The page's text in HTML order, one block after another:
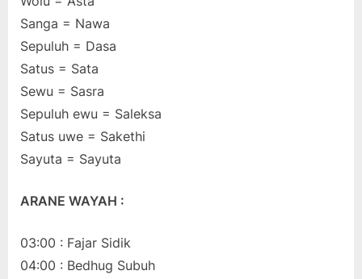
Sanga = Nawa
Sepuluh = Dasa
Satus = Sata
Sewu = Sasra
Sepuluh ewu = Saleksa
Satus uwe = Sakethi
Sayuta = Sayuta
ARANE WAYAH :
03:00 : Fajar Sidik
04:00 : Bedhug Subuh